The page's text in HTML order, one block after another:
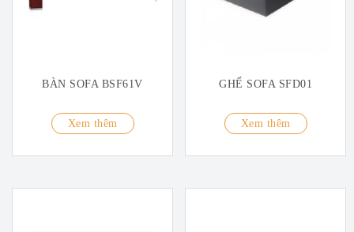
BÀN SOFA BSF61V
Xem thêm
GHẾ SOFA SFD01
Xem thêm